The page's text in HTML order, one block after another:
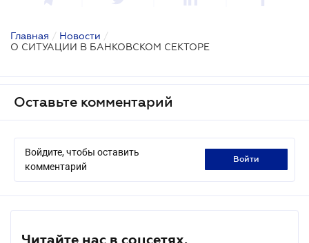
Главная / Новости /
О СИТУАЦИИ В БАНКОВСКОМ СЕКТОРЕ
Оставьте комментарий
Войдите, чтобы оставить
комментарий
войти
Читайте нас в соцсетях.